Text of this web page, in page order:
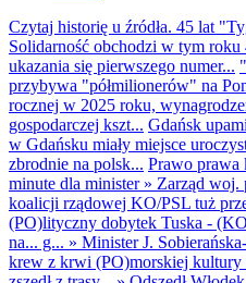
Czytaj historię u źródła. 45 lat
Solidarność obchodzi w tym
ukazania się pierwszego numer...
przybywa "półmilionerów" na
rocznej w 2025 roku,
gospodarczej kszt... Gdańsk
w Gdańsku miały miejsce
zbrodnie na polsk... Prawo
minute dla minister» Zarząd woj.
koalicji rządowej KO/PSL tuż
(PO)lityczny dobytek Tuska -
na... g... » Minister J.
krew z krwi (PO)morskiej kultury